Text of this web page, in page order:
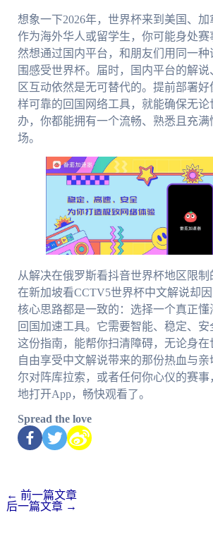
想象一下2026年，世界杯来到美国、加
作为海外华人或留学生，你可能身处赛
然想通过国内平台，和朋友们用同一
围感受世界杯。届时，国内平台的解
区互动依然是无可替代的。提前部署好
样可靠的回国网络工具，就能确保无论
办，你都能拥有一个流畅、熟悉且充满
场。
从解决在俄罗斯看抖音世界杯地区限制
在新加坡看CCTV5世界杯中文解说却因
核心思路都是一致的：选择一个真正懂
回国加速工具。它需要智能、稳定、
这份指南，能帮你扫清障碍，无论身在
自由享受中文解说带来的那份热血与
尔对阵库拉索，或者任何你心仪的赛事
地打开App，畅快观看了。
Spread the love
← 前一篇文章
后一篇文章 →